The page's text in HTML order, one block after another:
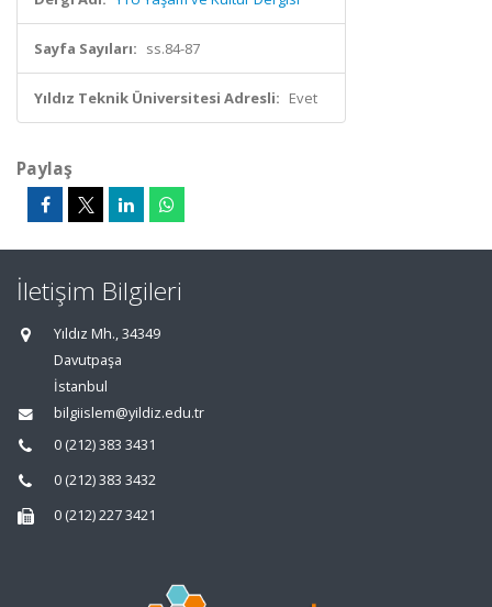
Sayfa Sayıları: ss.84-87
Yıldız Teknik Üniversitesi Adresli: Evet
Paylaş
İletişim Bilgileri
Yıldız Mh., 34349
Davutpaşa
İstanbul
bilgiislem@yildiz.edu.tr
0 (212) 383 3431
0 (212) 383 3432
0 (212) 227 3421